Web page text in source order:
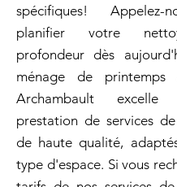
spécifiques! Appelez-
planifier votre
profondeur dès
ménage de printemps
Archambault
prestation de services
de haute qualité,
type d'espace. Si vous